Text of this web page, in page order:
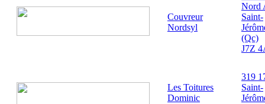
Couvreur
Nordsyl
Nord
Saint-
(Qc)
J7Z
Les Toitures
Dominic
319
Saint-